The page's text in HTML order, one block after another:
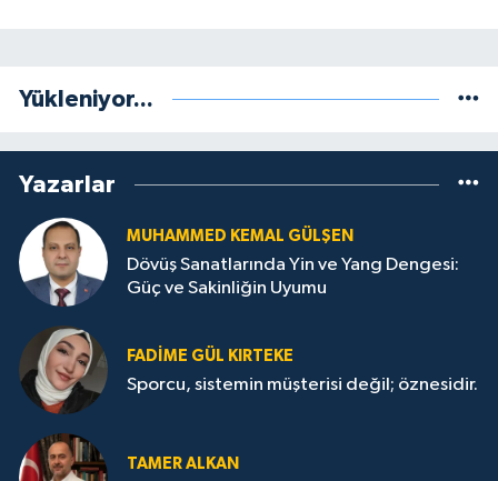
Yükleniyor...
Yazarlar
MUHAMMED KEMAL GÜLŞEN
Dövüş Sanatlarında Yin ve Yang Dengesi:
Güç ve Sakinliğin Uyumu
FADIME GÜL KIRTEKE
Sporcu, sistemin müşterisi değil; öznesidir.
TAMER ALKAN